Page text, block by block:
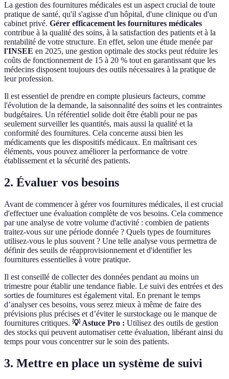
La gestion des fournitures médicales est un aspect crucial de toute
pratique de santé, qu'il s'agisse d'un hôpital, d'une clinique ou d'un
cabinet privé. Gérer efficacement les fournitures médicales
contribue à la qualité des soins, à la satisfaction des patients et à la
rentabilité de votre structure. En effet, selon une étude menée par
l'INSEE en 2025, une gestion optimale des stocks peut réduire les
coûts de fonctionnement de 15 à 20 % tout en garantissant que les
médecins disposent toujours des outils nécessaires à la pratique de
leur profession.
Il est essentiel de prendre en compte plusieurs facteurs, comme
l'évolution de la demande, la saisonnalité des soins et les contraintes
budgétaires. Un référentiel solide doit être établi pour ne pas
seulement surveiller les quantités, mais aussi la qualité et la
conformité des fournitures. Cela concerne aussi bien les
médicaments que les dispositifs médicaux. En maîtrisant ces
éléments, vous pouvez améliorer la performance de votre
établissement et la sécurité des patients.
2. Évaluer vos besoins
Avant de commencer à gérer vos fournitures médicales, il est crucial
d'effectuer une évaluation complète de vos besoins. Cela commence
par une analyse de votre volume d'activité : combien de patients
traitez-vous sur une période donnée ? Quels types de fournitures
utilisez-vous le plus souvent ? Une telle analyse vous permettra de
définir des seuils de réapprovisionnement et d'identifier les
fournitures essentielles à votre pratique.
Il est conseillé de collecter des données pendant au moins un
trimestre pour établir une tendance fiable. Le suivi des entrées et des
sorties de fournitures est également vital. En prenant le temps
d’analyser ces besoins, vous serez mieux à même de faire des
prévisions plus précises et d’éviter le surstockage ou le manque de
fournitures critiques. 💡 Astuce Pro : Utilisez des outils de gestion
des stocks qui peuvent automatiser cette évaluation, libérant ainsi du
temps pour vous concentrer sur le soin des patients.
3. Mettre en place un système de suivi